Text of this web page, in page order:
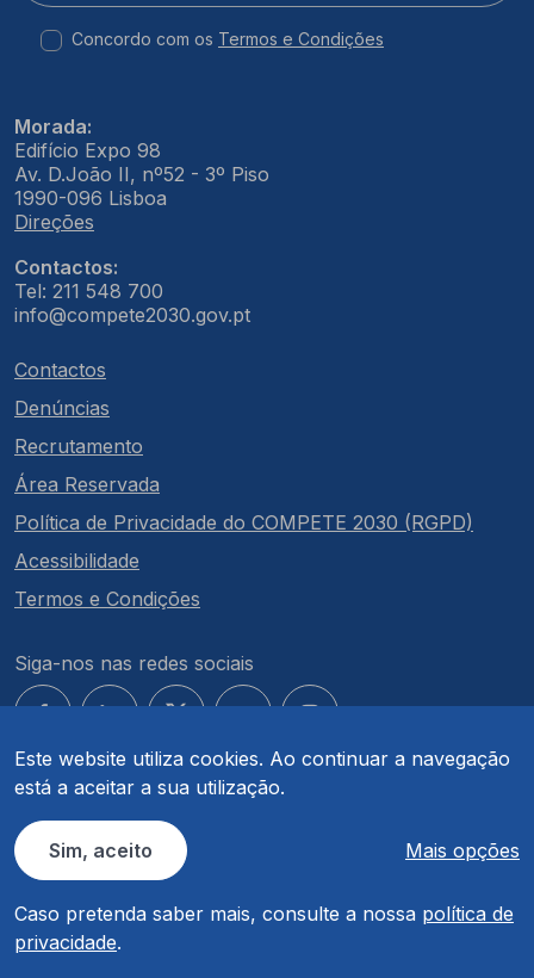
Este website utiliza cookies. Ao continuar a navegação
está a aceitar a sua utilização.
Sim, aceito Mais opções
Caso pretenda saber mais, consulte a nossa política de
privacidade.
Concordo com os Termos e Condições
Morada:
Edifício Expo 98
Av. D.João II, nº52 - 3º Piso
1990-096 Lisboa
Direções
Contactos:
Tel: 211 548 700
info@compete2030.gov.pt
Contactos
Denúncias
Recrutamento
Área Reservada
Política de Privacidade do COMPETE 2030 (RGPD)
Acessibilidade
Termos e Condições
Siga-nos nas redes sociais
© COMPETE 2030. Todos os direitos reservados.